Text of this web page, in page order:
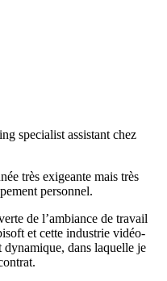
specialist assistant chez
très exigeante mais très
personnel.
de l’ambiance de travail
et cette industrie vidéo-
dans laquelle je